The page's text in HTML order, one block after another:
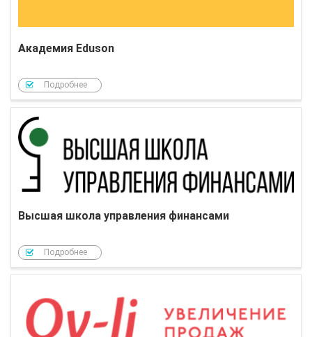
Академия Eduson
Подробнее
Высшая школа управления финансами
Подробнее